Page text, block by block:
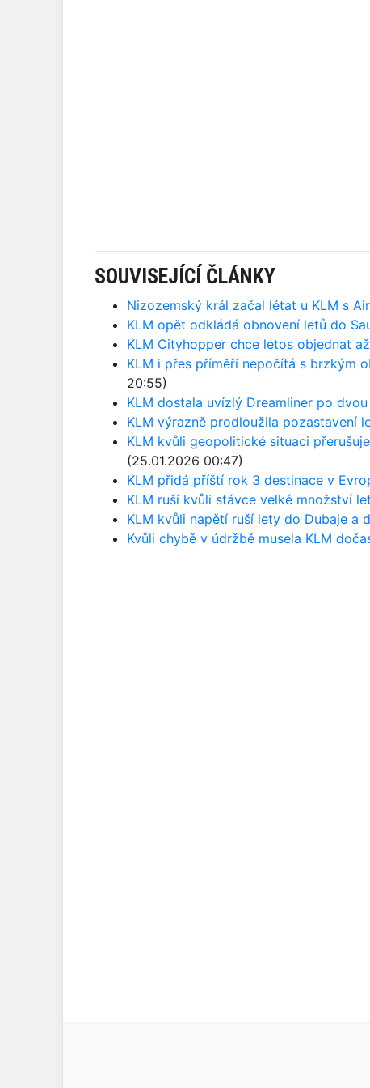
SOUVISEJÍCÍ ČLÁNKY
Nizozemský král začal létat u KLM s
KLM opět odkládá obnovení letů do
KLM Cityhopper chce letos objednat
KLM i přes příměří nepočítá s brzkým
20:55)
KLM dostala uvízlý Dreamliner po
KLM výrazně prodloužila pozastavení
KLM kvůli geopolitické situaci
(25.01.2026 00:47)
KLM přidá příští rok 3 destinace v
KLM ruší kvůli stávce velké množství
KLM kvůli napětí ruší lety do Dubaje a
Kvůli chybě v údržbě musela KLM